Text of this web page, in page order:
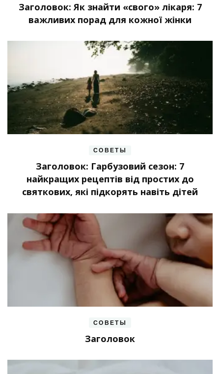
Заголовок: Як знайти «свого» лікаря: 7
важливих порад для кожної жінки
СОВЕТЫ
Заголовок: Гарбузовий сезон: 7
найкращих рецептів від простих до
святкових, які підкорять навіть дітей
СОВЕТЫ
Заголовок